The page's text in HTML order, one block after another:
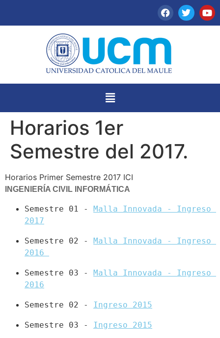
Horarios 1er
Semestre del 2017.
Horarios Primer Semestre 2017 ICI
INGENIERÍA CIVIL INFORMÁTICA
Semestre 01 - Malla Innovada - Ingreso
2017
Semestre 02 - Malla Innovada - Ingreso
2016
Semestre 03 - Malla Innovada - Ingreso
2016
Semestre 02 - Ingreso 2015
Semestre 03 - Ingreso 2015